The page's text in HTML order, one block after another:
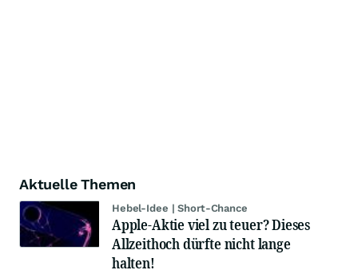
Aktuelle Themen
Hebel-Idee | Short-Chance
Apple-Aktie viel zu teuer? Dieses
Allzeithoch dürfte nicht lange
halten!